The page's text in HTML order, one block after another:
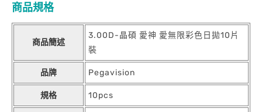
商品規格
商品簡述
3.00D-晶碩 愛神 愛無限彩色日拋10片
裝
品牌 Pegavision
規格 10pcs